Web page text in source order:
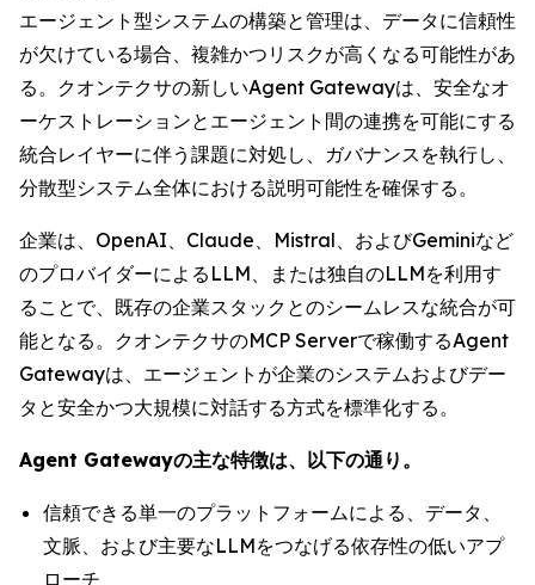
エージェント型システムの構築と管理は、データに信頼性
が欠けている場合、複雑かつリスクが高くなる可能性があ
る。クオンテクサの新しいAgent Gatewayは、安全なオ
ーケストレーションとエージェント間の連携を可能にする
統合レイヤーに伴う課題に対処し、ガバナンスを執行し、
分散型システム全体における説明可能性を確保する。
企業は、OpenAI、Claude、Mistral、およびGeminiなど
のプロバイダーによるLLM、または独自のLLMを利用す
ることで、既存の企業スタックとのシームレスな統合が可
能となる。クオンテクサのMCP Serverで稼働するAgent
Gatewayは、エージェントが企業のシステムおよびデー
タと安全かつ大規模に対話する方式を標準化する。
Agent Gatewayの主な特徴は、以下の通り。
信頼できる単一のプラットフォームによる、データ、
文脈、および主要なLLMをつなげる依存性の低いアプ
ローチ